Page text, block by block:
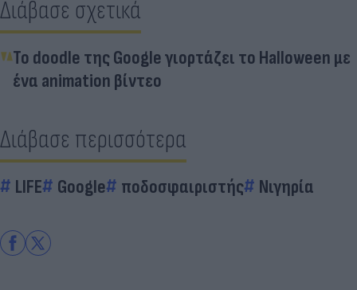
Διάβασε σχετικά
Το doodle της Google γιορτάζει το Halloween με
ένα animation βίντεο
Διάβασε περισσότερα
LIFE Google ποδοσφαιριστής Νιγηρία